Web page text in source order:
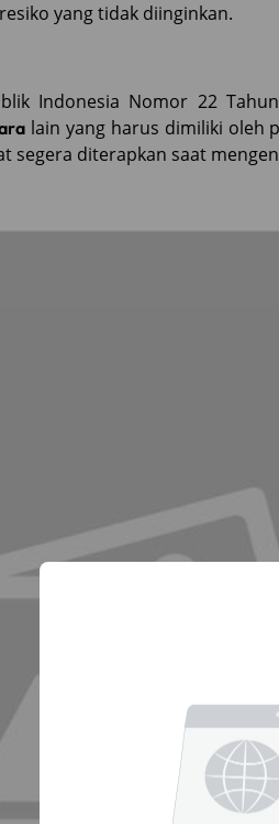
yang tidak diinginkan.
Indonesia Nomor 22
lain yang harus dimiliki oleh
segera diterapkan saat